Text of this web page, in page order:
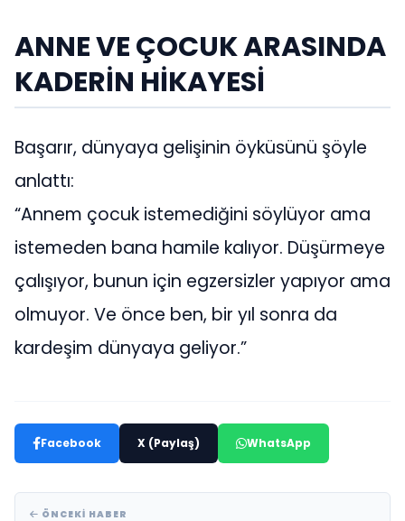
ANNE VE ÇOCUK ARASINDA
KADERİN HİKAYESİ
Başarır, dünyaya gelişinin öyküsünü şöyle
anlattı:
“Annem çocuk istemediğini söylüyor ama
istemeden bana hamile kalıyor. Düşürmeye
çalışıyor, bunun için egzersizler yapıyor ama
olmuyor. Ve önce ben, bir yıl sonra da
kardeşim dünyaya geliyor.”
Facebook X (Paylaş) WhatsApp
ÖNCEKI HABER